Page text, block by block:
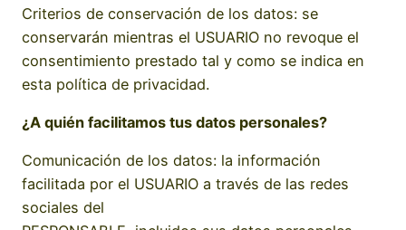
Criterios de conservación de los datos: se
conservarán mientras el USUARIO no revoque el
consentimiento prestado tal y como se indica en
esta política de privacidad.
¿A quién facilitamos tus datos personales?
Comunicación de los datos: la información
facilitada por el USUARIO a través de las redes
sociales del